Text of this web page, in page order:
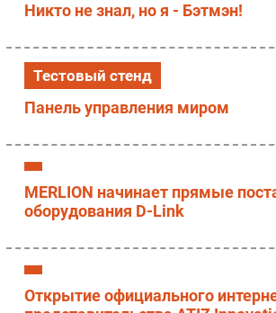
Никто не знал, но я - Бэтмэн!
Тестовый стенд
Панель управления миром
MERLION начинает прямые
оборудования D-Link
Открытие официального